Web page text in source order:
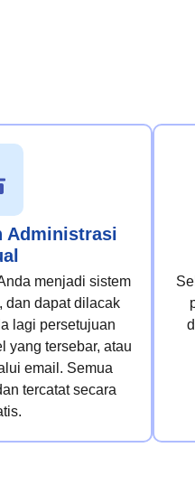
Administrasi
menjadi sistem
dan dapat dilacak
lagi persetujuan
yang tersebar, atau
email. Semua
tercatat secara